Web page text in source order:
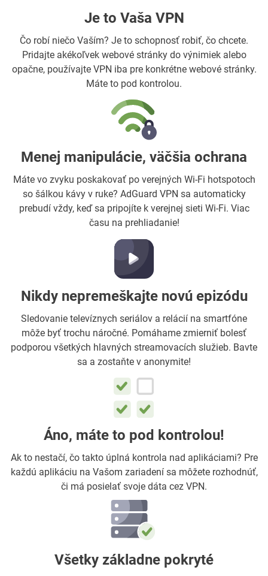
Je to Vaša VPN
Čo robí niečo Vaším? Je to schopnosť robiť, čo chcete.
Pridajte akékoľvek webové stránky do výnimiek alebo
opačne, používajte VPN iba pre konkrétne webové stránky.
Máte to pod kontrolou.
Menej manipulácie, väčšia ochrana
Máte vo zvyku poskakovať po verejných Wi-Fi hotspotoch
so šálkou kávy v ruke? AdGuard VPN sa automaticky
prebudí vždy, keď sa pripojíte k verejnej sieti Wi-Fi. Viac
času na prehliadanie!
Nikdy nepremeškajte novú epizódu
Sledovanie televíznych seriálov a relácií na smartfóne
môže byť trochu náročné. Pomáhame zmierniť bolesť
podporou všetkých hlavných streamovacích služieb. Bavte
sa a zostaňte v anonymite!
Áno, máte to pod kontrolou!
Ak to nestačí, čo takto úplná kontrola nad aplikáciami? Pre
každú aplikáciu na Vašom zariadení sa môžete rozhodnúť,
či má posielať svoje dáta cez VPN.
Všetky základne pokryté